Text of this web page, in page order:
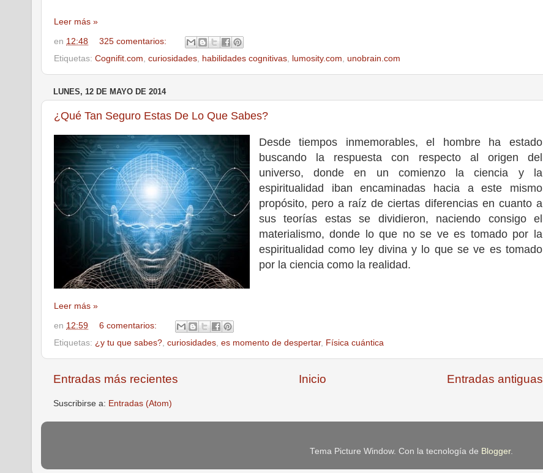
Leer más »
en 12:48
325 comentarios:
Etiquetas: Cognifit.com curiosidades habilidades cognitivas lumosity.com unobrain.com
LUNES, 12 DE MAYO DE 2014
¿Qué Tan Seguro Estas De Lo Que Sabes?
Desde tiempos inmemorables, el hombre ha estado
buscando la respuesta con respecto al origen del
universo, donde en un comienzo la ciencia y la
espiritualidad iban encaminadas hacia a este mismo
propósito, pero a raíz de ciertas diferencias en cuanto a
sus teorías estas se dividieron, naciendo consigo el
materialismo, donde lo que no se ve es tomado por la
espiritualidad como ley divina y lo que se ve es tomado
por la ciencia como la realidad.
Leer más »
en 12:59
6 comentarios:
Etiquetas: ¿y tu que sabes? curiosidades es momento de despertar, Física cuántica
Entradas más recientes Entradas antiguas
Inicio
Suscribirse a: Entradas (Atom)
Tema Picture Window. Con la tecnología de Blogger.